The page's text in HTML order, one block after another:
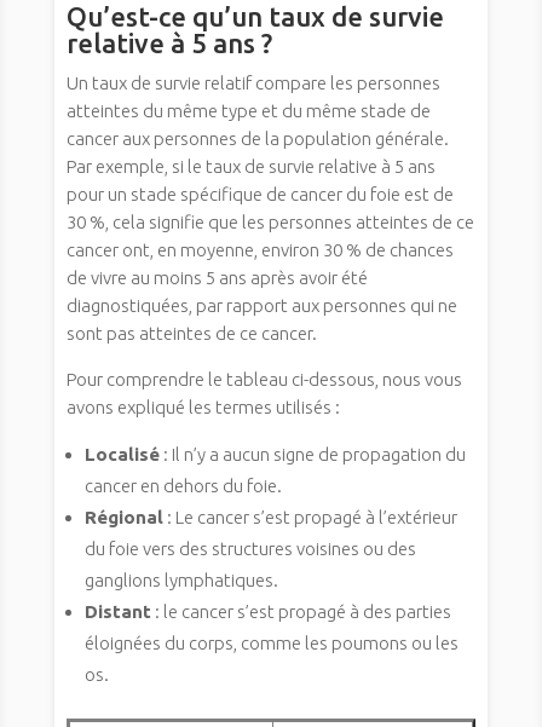
Qu’est-ce qu’un taux de survie
relative à 5 ans ?
Un taux de survie relatif compare les personnes
atteintes du même type et du même stade de
cancer aux personnes de la population générale.
Par exemple, si le taux de survie relative à 5 ans
pour un stade spécifique de cancer du foie est de
30 %, cela signifie que les personnes atteintes de ce
cancer ont, en moyenne, environ 30 % de chances
de vivre au moins 5 ans après avoir été
diagnostiquées, par rapport aux personnes qui ne
sont pas atteintes de ce cancer.
Pour comprendre le tableau ci-dessous, nous vous
avons expliqué les termes utilisés :
Localisé: Il n’y a aucun signe de propagation du
cancer en dehors du foie.
Régional: Le cancer s’est propagé à l’extérieur
du foie vers des structures voisines ou des
ganglions lymphatiques.
Distant : le cancer s’est propagé à des parties
éloignées du corps, comme les poumons ou les
os.